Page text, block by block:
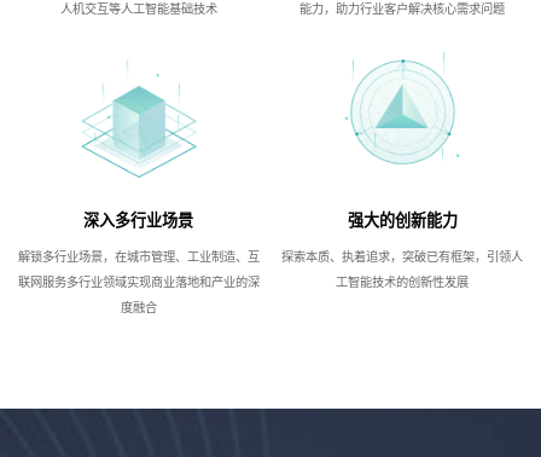
人机交互等人工智能基础技术
能力，助力行业客户解决核心需求问题
深入多行业场景
解锁多行业场景，在城市管理、工业制造、互
联网服务多行业领域实现商业落地和产业的深
度融合
强大的创新能力
探索本质、执着追求，突破已有框架，引领人
工智能技术的创新性发展